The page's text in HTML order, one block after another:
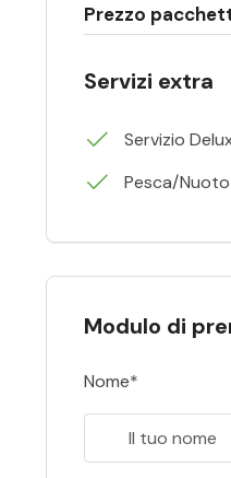
Prezzo
Servizi extra
Servizio
Pesca/Nuoto
Modulo di
Nome*